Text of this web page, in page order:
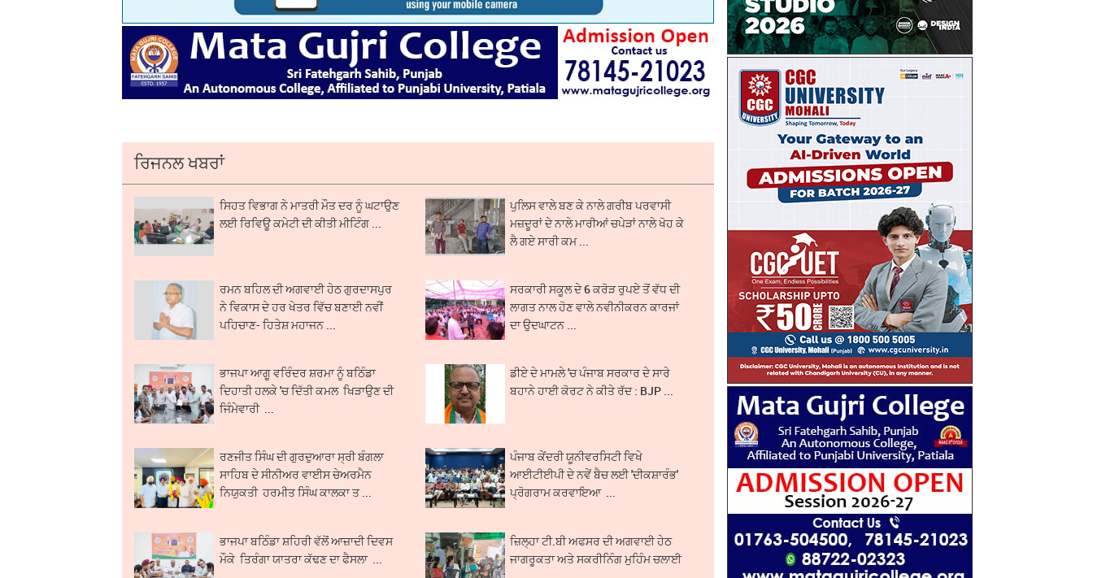
ਰਿਜਨਲ ਖਬਰਾਂ
ਸਿਹਤ ਵਿਭਾਗ ਨੇ ਮਾਤਰੀ ਮੌਤ ਦਰ ਨੂੰ ਘਟਾਉਣ
ਲਈ ਰਿਵਿਊ ਕਮੇਟੀ ਦੀ ਕੀਤੀ ਮੀਟਿੰਗ ...
ਪੁਲਿਸ ਵਾਲੇ ਬਣ ਕੇ ਨਾਲੇ ਗਰੀਬ ਪਰਵਾਸੀ
ਮਜ਼ਦੂਰਾਂ ਦੇ ਨਾਲੇ ਮਾਰੀਆਂ ਚਪੇੜਾਂ ਨਾਲੇ ਖੋਹ ਕੇ
ਲੈ ਗਏ ਸਾਰੀ ਕਮ ...
ਰਮਨ ਬਹਿਲ ਦੀ ਅਗਵਾਈ ਹੇਠ ਗੁਰਦਾਸਪੁਰ
ਨੇ ਵਿਕਾਸ ਦੇ ਹਰ ਖੇਤਰ ਵਿੱਚ ਬਣਾਈ ਨਵੀਂ
ਪਹਿਚਾਣ- ਹਿਤੇਸ਼ ਮਹਾਜਨ ...
ਸਰਕਾਰੀ ਸਕੂਲ ਦੇ 6 ਕਰੋੜ ਰੁਪਏ ਤੋਂ ਵੱਧ ਦੀ
ਲਾਗਤ ਨਾਲ ਹੋਣ ਵਾਲੇ ਨਵੀਨੀਕਰਨ ਕਾਰਜਾਂ
ਦਾ ਉਦਘਾਟਨ ...
ਭਾਜਪਾ ਆਗੂ ਵਰਿੰਦਰ ਸ਼ਰਮਾ ਨੂੰ ਬਠਿੰਡਾ
ਦਿਹਾਤੀ ਹਲਕੇ 'ਚ ਦਿੱਤੀ ਕਮਲ ਖਿੜਾਉਣ ਦੀ
ਜਿੰਮੇਵਾਰੀ ...
ਡੀਏ ਦੇ ਮਾਮਲੇ 'ਚ ਪੰਜਾਬ ਸਰਕਾਰ ਦੇ ਸਾਰੇ
ਬਹਾਨੇ ਹਾਈ ਕੋਰਟ ਨੇ ਕੀਤੇ ਰੱਦ : BJP ...
ਰਣਜੀਤ ਸਿੰਘ ਦੀ ਗੁਰਦੁਆਰਾ ਸ੍ਰੀ ਬੰਗਲਾ
ਸਾਹਿਬ ਦੇ ਸੀਨੀਅਰ ਵਾਈਸ ਚੇਅਰਮੈਨ
ਨਿਯੁਕਤੀ ਹਰਮੀਤ ਸਿੰਘ ਕਾਲਕਾ ਤ ...
ਪੰਜਾਬ ਕੇਂਦਰੀ ਯੂਨੀਵਰਸਿਟੀ ਵਿਖੇ
ਆਈਟੀਈਪੀ ਦੇ ਨਵੇਂ ਬੈਚ ਲਈ 'ਦੀਕਸ਼ਾਰੰਭ'
ਪ੍ਰੋਗਰਾਮ ਕਰਵਾਇਆ ...
ਭਾਜਪਾ ਬਠਿੰਡਾ ਸ਼ਹਿਰੀ ਵੱਲੋਂ ਆਜ਼ਾਦੀ ਦਿਵਸ
ਮੌਕੇ ਤਿਰੰਗਾ ਯਾਤਰਾ ਕੱਢਣ ਦਾ ਫੈਸਲਾ ...
ਜ਼ਿਲ੍ਹਾ ਟੀ.ਬੀ ਅਫਸਰ ਦੀ ਅਗਵਾਈ ਹੇਠ
ਜਾਗਰੂਕਤਾ ਅਤੇ ਸਕਰੀਨਿੰਗ ਮੁਹਿੰਮ ਚਲਾਈ